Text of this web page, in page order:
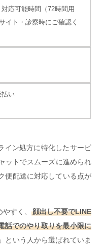
応可能時間（72時間用
イト・診察時にご確認く
払い
イン処方に特化したサービ
ットでスムーズに進められ
便配送に対応している点が
すく、
顔出し不要でLINE
話でのやり取りを最小限に
」という人から選ばれていま